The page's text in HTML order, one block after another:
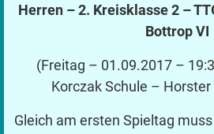
Herren – 2. Kreisklasse 2 –
Bottrop VI
(Freitag – 01.09.2017 –
Korczak Schule –
Gleich am ersten Spieltag